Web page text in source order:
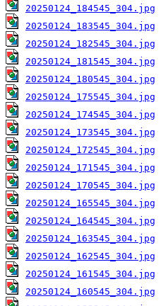
20250124_184545_304.jpg
20250124_183545_304.jpg
20250124_182545_304.jpg
20250124_181545_304.jpg
20250124_180545_304.jpg
20250124_175545_304.jpg
20250124_174545_304.jpg
20250124_173545_304.jpg
20250124_172545_304.jpg
20250124_171545_304.jpg
20250124_170545_304.jpg
20250124_165545_304.jpg
20250124_164545_304.jpg
20250124_163545_304.jpg
20250124_162545_304.jpg
20250124_161545_304.jpg
20250124_160545_304.jpg